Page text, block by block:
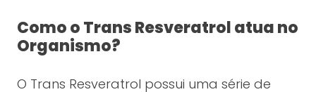
Como o Trans Resveratrol atua no
Organismo?
O Trans Resveratrol possui uma série de